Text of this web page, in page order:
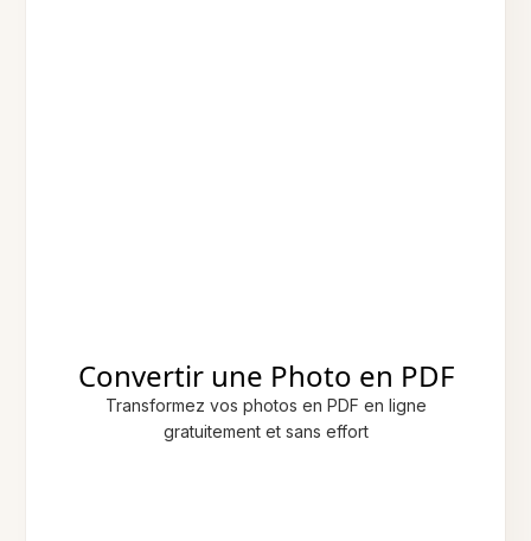
Convertir une Photo en PDF
Transformez vos photos en PDF en ligne
gratuitement et sans effort